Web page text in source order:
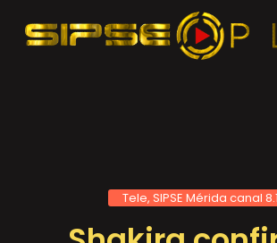
Tele, SIPSE Mérida canal 8.1